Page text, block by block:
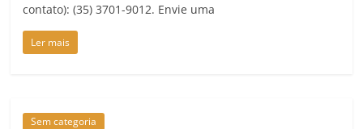
contato): (35) 3701-9012. Envie uma
Ler mais
Sem categoria